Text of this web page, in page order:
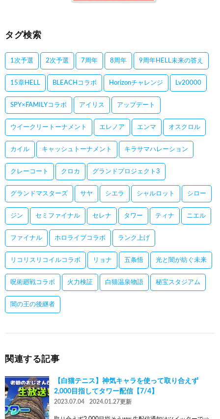
タグ検索
1次予選 2次予選 7周年 8周年 9周年HELL未来の答え
15章HELL BLEACHコラボ Horizonチャレンジ Lv20000
SPY×FAMILYコラボ アイリス アップデート
ウイークリートーナメント エレノア エンマ オスクロル
カイル キャッシュトーナメント キラサマハレーション
クレーコート クロカ グランドプロジェクト3
グランドマスターズ サヤ シエラ シャルロット シロー
ジン セミファイナル セレナ タワー ティナ ニエル
ファイナル ホロライブコラボ ランク上げ
リコリスリコイルコラボ リョナ 五条悟 光と闇が紡ぐ未来
呪術廻戦コラボ 火力検証 白猫温泉物語 秘宝スタジアム
闇の王の後継者
関連する記事
【白猫テニス】神気キャラを使って取り合えず
2,000目指してタワー配信【7/4】
2023.07.04 2024.01.27更新